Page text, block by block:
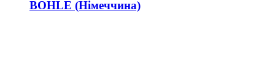
BOHLE (Німеччина)